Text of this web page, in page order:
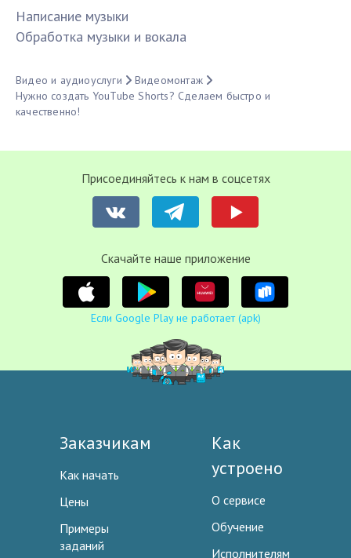
Написание музыки
Обработка музыки и вокала
Видео и аудиоуслуги
Видеомонтаж
Нужно создать YouTube Shorts? Сделаем быстро и
качественно!
Присоединяйтесь к нам в соцсетях
Cкачайте наше приложение
Если Google Play не работает (apk)
Заказчикам
Как начать
Цены
Примеры
заданий
Как
устроено
О сервисе
Обучение
Исполнителям